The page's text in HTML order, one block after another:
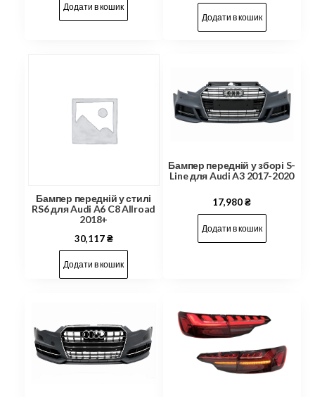
Додати в кошик
Додати в кошик
Бампер передній у стилі
RS6 для Audi A6 C8 Allroad
2018+
30,117₴
Додати в кошик
Бампер передній у зборі S-
Line для Audi A3 2017-2020
17,980₴
Додати в кошик